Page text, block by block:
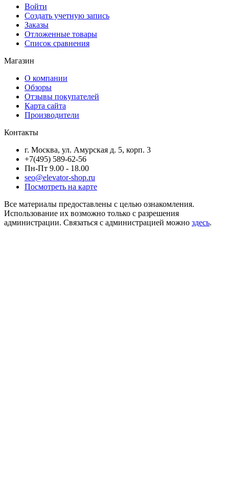
Войти
Создать учетную запись
Заказы
Отложенные товары
Список сравнения
Магазин
О компании
Обзоры
Отзывы покупателей
Карта сайта
Производители
Контакты
г. Москва, ул. Амурская д. 5, корп. 3
+7(495) 589-62-56
Пн-Пт 9.00 - 18.00
seo@elevator-shop.ru
Посмотреть на карте
Все материалы предоставлены с целью ознакомления.
Использование их возможно только с разрешения
администрации. Связаться с администрацией можно здесь.